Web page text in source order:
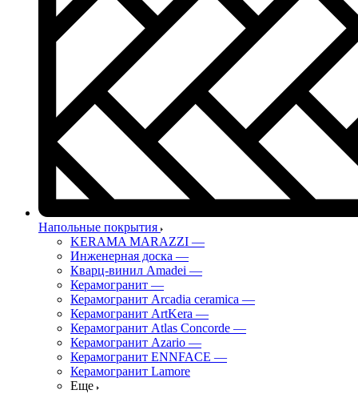
Напольные покрытия
KERAMA MARAZZI —
Инженерная доска —
Кварц-винил Amadei —
Керамогранит —
Керамогранит Arcadia ceramica —
Керамогранит ArtKera —
Керамогранит Atlas Concorde —
Керамогранит Azario —
Керамогранит ENNFACE —
Керамогранит Lamore
Еще